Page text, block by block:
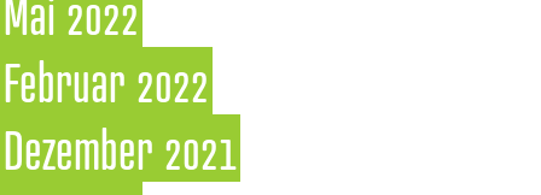
Februar 2022
Dezember 2021